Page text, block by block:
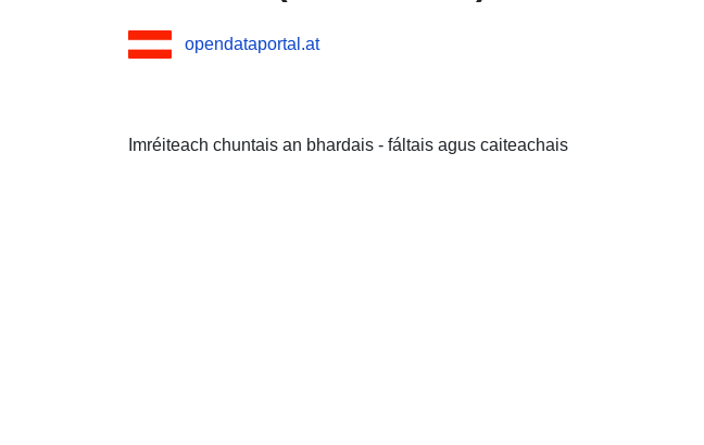
opendataportal.at
Imréiteach chuntais an bhardais - fáltais agus caiteachais